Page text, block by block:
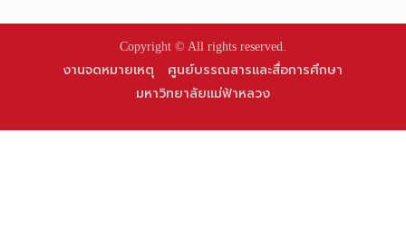
Copyright © All rights reserved.
งานจดหมายเหตุ
ศูนย์บรรณสารและสื่อการศึกษา
มหาวิทยาลัยแม่ฟ้าหลวง